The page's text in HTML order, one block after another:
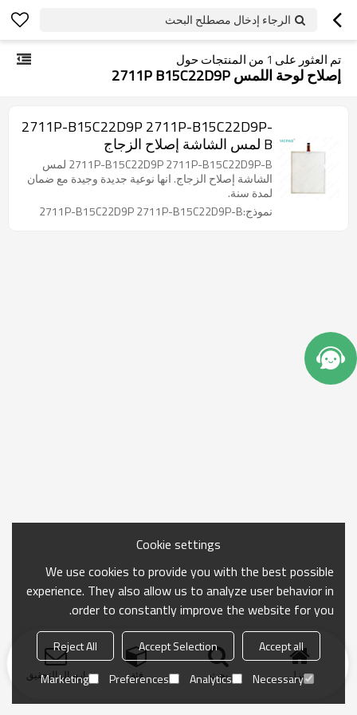
الرجاء إدخال مصطلح البحث
تم العثور على 1 من المنتجات حول
إصلاح لوحة اللمس 2711P B15C22D9P
2711P-B15C22D9P 2711P-B15C22D9P-
B لمس الشاشة إصلاح الزجاج
2711P-B15C22D9P 2711P-B15C22D9P-B لمس
الشاشة إصلاح الزجاج. انها نوعية جديدة وجيدة مع ضمان
لمدة سنة.
نموذج:2711P-B15C22D9P 2711P-B15C22D9P-B
منزل بحث فئة ارسال التحقيق
Cookie settings
We use cookies to provide you with the best possible
experience. They also allow us to analyze user behavior in
order to constantly improve the website for you.
Accept all
Accept Selection
Reject All
Necessary
Analytics
Preferences
Marketing